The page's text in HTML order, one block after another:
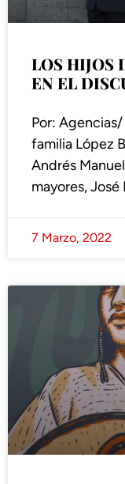
LOS HIJOS
EN EL
Por:
familia López
Andrés
mayores, José
7 Marzo, 2022